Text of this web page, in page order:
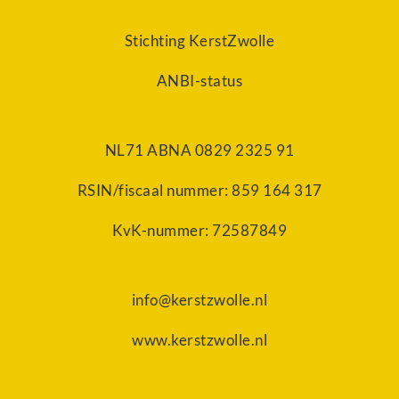
Stichting KerstZwolle
ANBI-status
NL71 ABNA 0829 2325 91
RSIN/fiscaal nummer: 859 164 317
KvK-nummer: 72587849
info@kerstzwolle.nl
www.kerstzwolle.nl